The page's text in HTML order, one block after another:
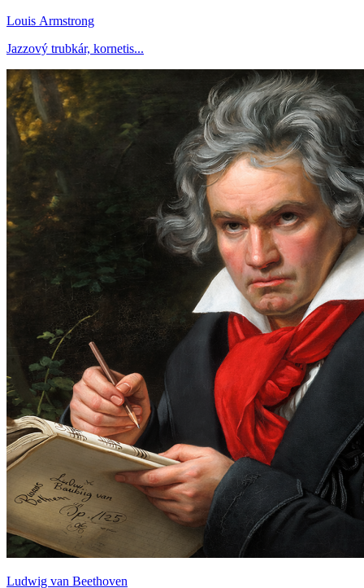
Louis Armstrong
Jazzový trubkár, kornetis...
Ludwig van Beethoven